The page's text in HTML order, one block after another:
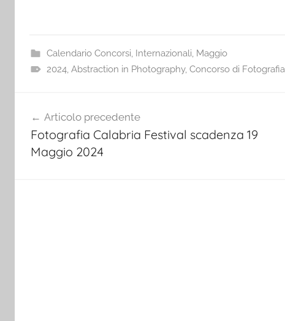
Calendario Concorsi Internazionali Maggio
2024, Abstraction in Photography, Concorso di Fotografia
articoli
Articolo precedente
Fotografia Calabria Festival scadenza 19
Maggio 2024